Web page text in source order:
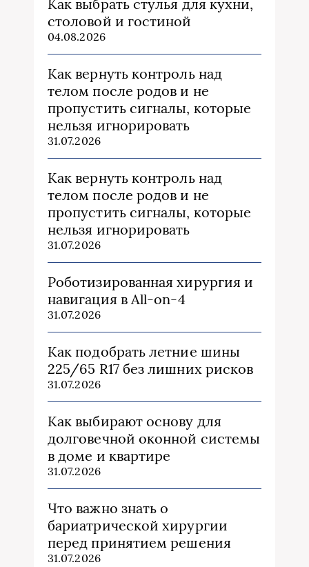
Как выбрать стулья для кухни,
столовой и гостиной
04.08.2026
Как вернуть контроль над
телом после родов и не
пропустить сигналы, которые
нельзя игнорировать
31.07.2026
Как вернуть контроль над
телом после родов и не
пропустить сигналы, которые
нельзя игнорировать
31.07.2026
Роботизированная хирургия и
навигация в All-on-4
31.07.2026
Как подобрать летние шины
225/65 R17 без лишних рисков
31.07.2026
Как выбирают основу для
долговечной оконной системы
в доме и квартире
31.07.2026
Что важно знать о
бариатрической хирургии
перед принятием решения
31.07.2026